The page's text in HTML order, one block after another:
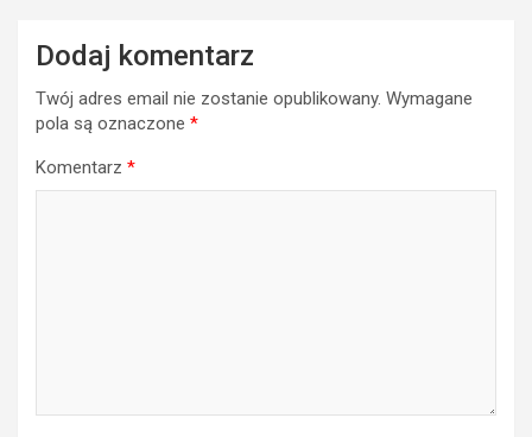
Dodaj komentarz
Twój adres email nie zostanie opublikowany. Wymagane
pola są oznaczone *
Komentarz *